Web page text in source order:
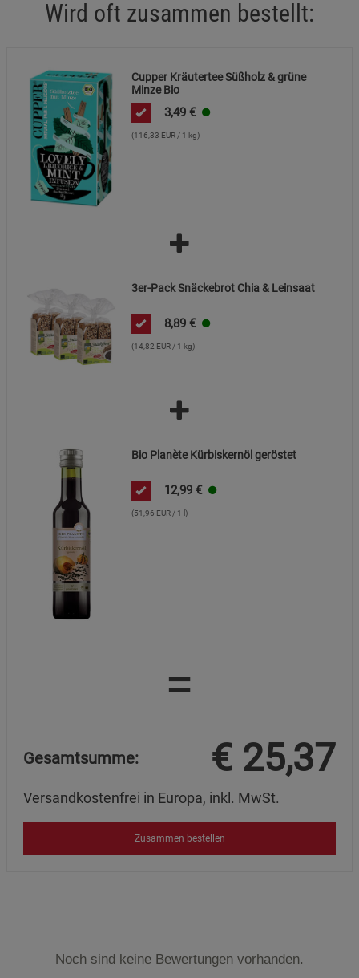
Wird oft zusammen bestellt:
Cupper Kräutertee Süßholz & grüne
Minze Bio
3,49 €
(116,33 EUR / 1 kg)
3er-Pack Snäckebrot Chia & Leinsaat
8,89 €
(14,82 EUR / 1 kg)
Bio Planète Kürbiskernöl geröstet
12,99 €
(51,96 EUR / 1 l)
=
Gesamtsumme: € 25,37
Versandkostenfrei in Europa, inkl. MwSt.
Zusammen bestellen
Noch sind keine Bewertungen vorhanden.